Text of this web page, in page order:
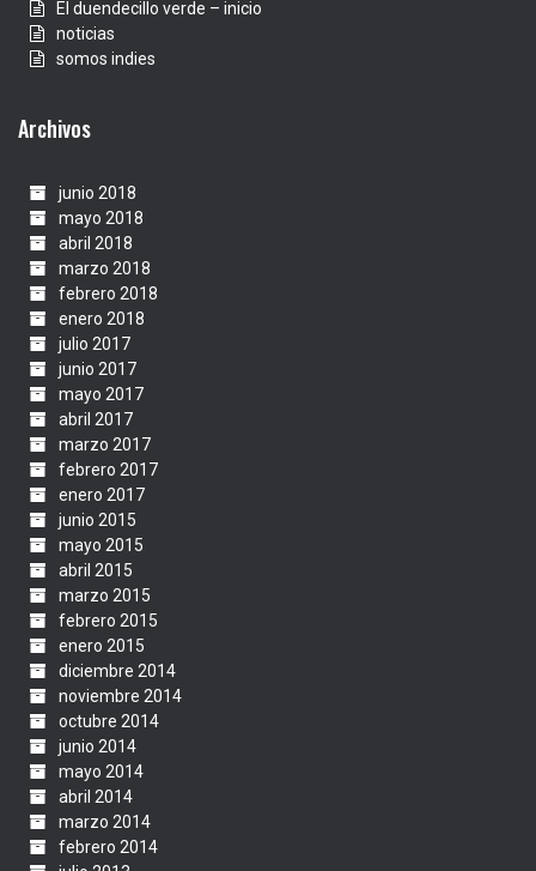
El duendecillo verde – inicio
noticias
somos indies
Archivos
junio 2018
mayo 2018
abril 2018
marzo 2018
febrero 2018
enero 2018
julio 2017
junio 2017
mayo 2017
abril 2017
marzo 2017
febrero 2017
enero 2017
junio 2015
mayo 2015
abril 2015
marzo 2015
febrero 2015
enero 2015
diciembre 2014
noviembre 2014
octubre 2014
junio 2014
mayo 2014
abril 2014
marzo 2014
febrero 2014